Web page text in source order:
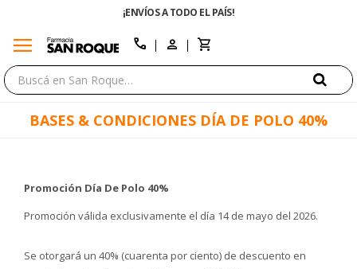
¡ENVÍOS A TODO EL PAÍS!
menu call
BASES & CONDICIONES DÍA DE POLO 40%
Promoción Día De Polo 40%
Promoción válida exclusivamente el día 14 de mayo del 2026.
Se otorgará un 40% (cuarenta por ciento) de descuento en
close